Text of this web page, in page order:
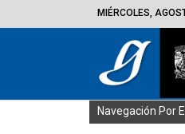
MIÉRCOLES,
Navegación Por